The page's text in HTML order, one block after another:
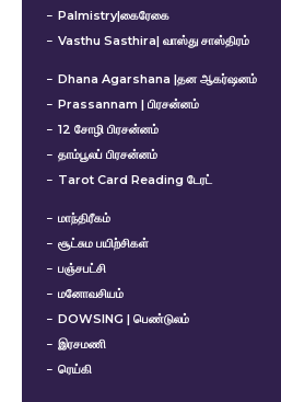
Palmistry|கைரேகை
Vasthu Sasthira| வாஸ்து சாஸ்திரம்
Dhana Agarshana |தன ஆகர்ஷனம்
Prassannam | பிரசன்னம்
12 சோழி பிரசன்னம்
தாம்பூலப் பிரசன்னம்
Tarot Card Reading டேரட்
மாந்திரீகம்
சூட்சும பயிற்சிகள்
பஞ்சபட்சி
மனோவசியம்
DOWSING | பெண்டுலம்
இரசமணி
ரெய்கி